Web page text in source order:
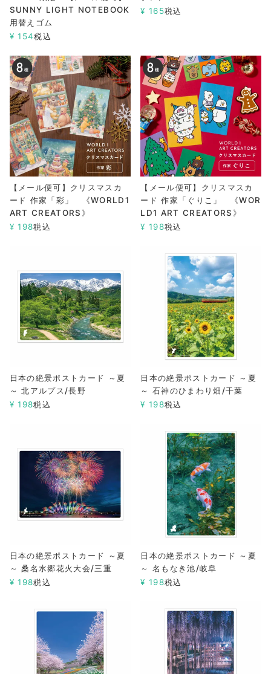
SUNNY LIGHT NOTEBOOK
用替えゴム
¥ 154税込
¥ 165税込
【メール便可】クリスマスカ
ード 作家「彩」 《WORLD1
ART CREATORS》
¥ 198税込
【メール便可】クリスマスカ
ード 作家「ぐりこ」 《WOR
LD1 ART CREATORS》
¥ 198税込
日本の絶景ポストカード ～夏
～ 北アルプス/長野
¥ 198税込
日本の絶景ポストカード ～夏
～ 石神のひまわり畑/千葉
¥ 198税込
日本の絶景ポストカード ～夏
～ 桑名水郷花火大会/三重
¥ 198税込
日本の絶景ポストカード ～夏
～ 名もなき池/岐阜
¥ 198税込